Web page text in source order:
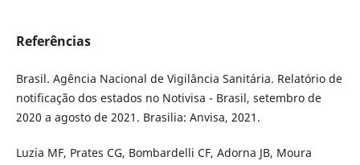
Referências
Brasil. Agência Nacional de Vigilância Sanitária. Relatório de
notificação dos estados no Notivisa - Brasil, setembro de
2020 a agosto de 2021. Brasilia: Anvisa, 2021.
Luzia MF, Prates CG, Bombardelli CF, Adorna JB, Moura